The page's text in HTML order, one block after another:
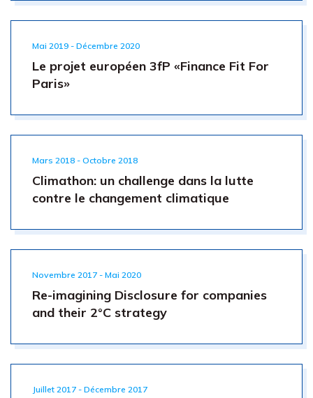
Mai 2019 - Décembre 2020
Le projet européen 3fP «Finance Fit For
Paris»
Mars 2018 - Octobre 2018
Climathon: un challenge dans la lutte
contre le changement climatique
Novembre 2017 - Mai 2020
Re-imagining Disclosure for companies
and their 2°C strategy
Juillet 2017 - Décembre 2017